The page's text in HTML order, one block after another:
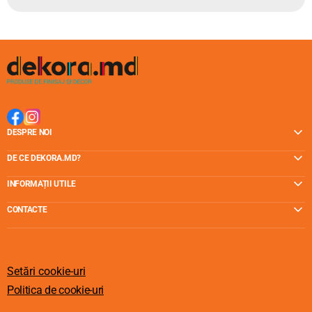
DESPRE NOI
DE CE DEKORA.MD?
INFORMAȚII UTILE
CONTACTE
Setări cookie-uri
Politica de cookie-uri